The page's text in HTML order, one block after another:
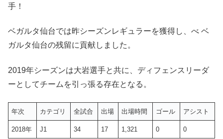
手！
ベガルタ仙台では昨シーズンレギュラーを獲得し、べ ベ
ガルタ仙台の残留に貢献しました。
2019年シーズンは大岩選手と共に、ディフェンスリーダ
ーとしてチームを引っ張る存在となる。
年次 カテゴリ 全試合 出場 出場時間 ゴール アシスト
2018年 J1 34 17 1,321 0 0